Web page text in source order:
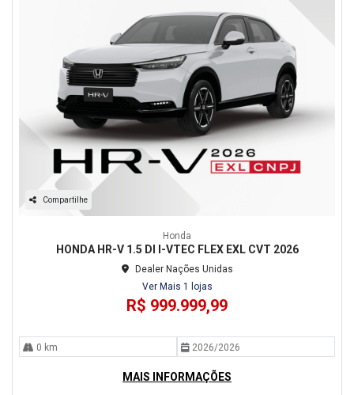
Compartilhe
Honda
HONDA HR-V 1.5 DI I-VTEC FLEX EXL CVT 2026
Dealer Nações Unidas
Ver Mais 1 lojas
R$ 999.999,99
0 km 2026/2026
MAIS INFORMAÇÕES